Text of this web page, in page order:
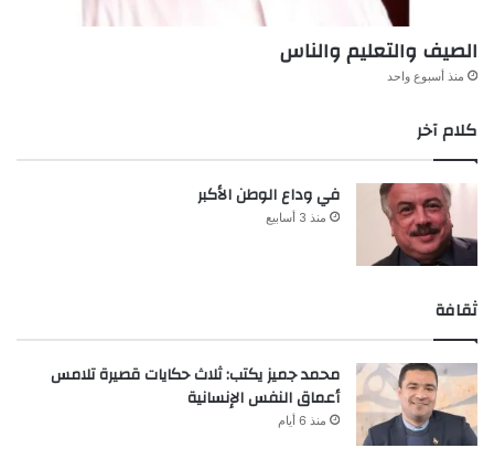
الصيف والتعليم والناس
منذ أسبوع واحد
كلام آخر
في وداع الوطن الأكبر
منذ 3 أسابيع
ثقافة
محمد جميز يكتب: ثلاث حكايات قصيرة تلامس
أعماق النفس الإنسانية
منذ 6 أيام